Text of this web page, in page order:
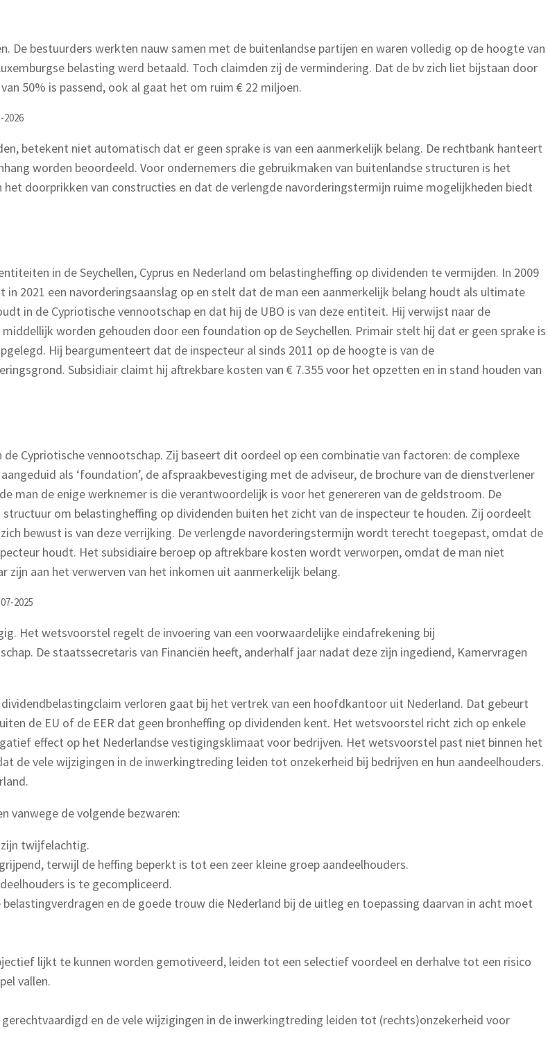
bestuurders werkten nauw samen met de buitenlandse partijen en waren volledig op de hoogte van
belasting werd betaald. Toch claimden zij de vermindering. Dat de bv zich liet bijstaan door
50% is passend, ook al gaat het om ruim € 22 miljoen.
2026
betekent niet automatisch dat er geen sprake is van een aanmerkelijk belang. De rechtbank hanteert
worden beoordeeld. Voor ondernemers die gebruikmaken van buitenlandse structuren is het
doorprikken van constructies en dat de verlengde navorderingstermijn ruime mogelijkheden biedt
in de Seychellen, Cyprus en Nederland om belastingheffing op dividenden te vermijden. In 2009
2021 een navorderingsaanslag op en stelt dat de man een aanmerkelijk belang houdt als ultimate
in de Cypriotische vennootschap en dat hij de UBO is van deze entiteit. Hij verwijst naar de
worden gehouden door een foundation op de Seychellen. Primair stelt hij dat er geen sprake is
Hij beargumenteert dat de inspecteur al sinds 2011 op de hoogte is van de
Subsidiair claimt hij aftrekbare kosten van € 7.355 voor het opzetten en in stand houden van
Cypriotische vennootschap. Zij baseert dit oordeel op een combinatie van factoren: de complexe
als ‘foundation’, de afspraakbevestiging met de adviseur, de brochure van de dienstverlener
de enige werknemer is die verantwoordelijk is voor het genereren van de geldstroom. De
om belastingheffing op dividenden buiten het zicht van de inspecteur te houden. Zij oordeelt
bewust is van deze verrijking. De verlengde navorderingstermijn wordt terecht toegepast, omdat de
houdt. Het subsidiaire beroep op aftrekbare kosten wordt verworpen, omdat de man niet
aan het verwerven van het inkomen uit aanmerkelijk belang.
2025
Het wetsvoorstel regelt de invoering van een voorwaardelijke eindafrekening bij
De staatssecretaris van Financiën heeft, anderhalf jaar nadat deze zijn ingediend, Kamervragen
verloren gaat bij het vertrek van een hoofdkantoor uit Nederland. Dat gebeurt
de EU of de EER dat geen bronheffing op dividenden kent. Het wetsvoorstel richt zich op enkele
effect op het Nederlandse vestigingsklimaat voor bedrijven. Het wetsvoorstel past niet binnen het
de vele wijzigingen in de inwerkingtreding leiden tot onzekerheid bij bedrijven en hun aandeelhouders.
de volgende bezwaren:
twijfelachtig.
terwijl de heffing beperkt is tot een zeer kleine groep aandeelhouders.
is te gecompliceerd.
en de goede trouw die Nederland bij de uitleg en toepassing daarvan in acht moet
lijkt te kunnen worden gemotiveerd, leiden tot een selectief voordeel en derhalve tot een risico
vallen.
en de vele wijzigingen in de inwerkingtreding leiden tot (rechts)onzekerheid voor